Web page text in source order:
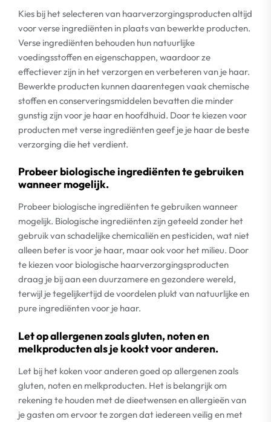
Kies bij het selecteren van haarverzorgingsproducten altijd
voor verse ingrediënten in plaats van bewerkte producten.
Verse ingrediënten behouden hun natuurlijke
voedingsstoffen en eigenschappen, waardoor ze
effectiever zijn in het verzorgen en verbeteren van je haar.
Bewerkte producten kunnen daarentegen vaak chemische
stoffen en conserveringsmiddelen bevatten die minder
gunstig zijn voor je haar en hoofdhuid. Door te kiezen voor
producten met verse ingrediënten geef je je haar de beste
verzorging die het verdient.
Probeer biologische ingrediënten te gebruiken
wanneer mogelijk.
Probeer biologische ingrediënten te gebruiken wanneer
mogelijk. Biologische ingrediënten zijn geteeld zonder het
gebruik van schadelijke chemicaliën en pesticiden, wat niet
alleen beter is voor je haar, maar ook voor het milieu. Door
te kiezen voor biologische haarverzorgingsproducten
draag je bij aan een duurzamere en gezondere wereld,
terwijl je tegelijkertijd de voordelen plukt van natuurlijke en
pure ingrediënten voor je haar.
Let op allergenen zoals gluten, noten en
melkproducten als je kookt voor anderen.
Let bij het koken voor anderen goed op allergenen zoals
gluten, noten en melkproducten. Het is belangrijk om
rekening te houden met de dieetwensen en allergieën van
je gasten om ervoor te zorgen dat iedereen veilig en met